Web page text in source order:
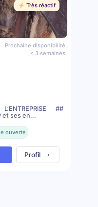
⚡️ Très réactif
Prochaine disponibilité
< 3 semaines
##
et ses en...
ouverte
Profil